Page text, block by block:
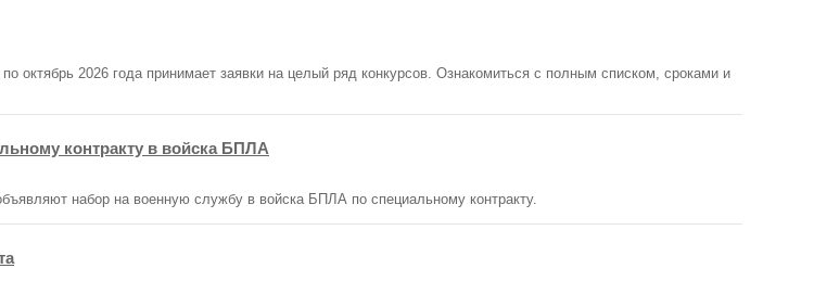
октябрь 2026 года принимает заявки на целый ряд конкурсов. Ознакомиться с полным списком, сроками и
контракту в войска БПЛА
набор на военную службу в войска БПЛА по специальному контракту.